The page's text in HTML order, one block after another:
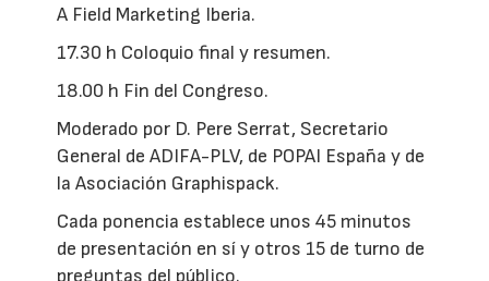
A Field Marketing Iberia.
17.30 h Coloquio final y resumen.
18.00 h Fin del Congreso.
Moderado por D. Pere Serrat, Secretario
General de ADIFA-PLV, de POPAI España y de
la Asociación Graphispack.
Cada ponencia establece unos 45 minutos
de presentación en sí y otros 15 de turno de
preguntas del público.